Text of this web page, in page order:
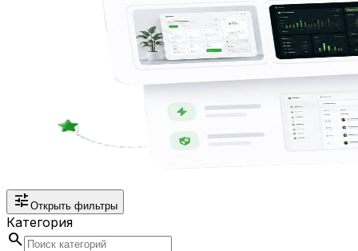
tune Открыть фильтры
Категория
search